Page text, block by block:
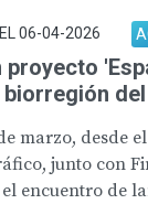
06-04-2026
proyecto
del
marzo, desde
junto con
encuentro de